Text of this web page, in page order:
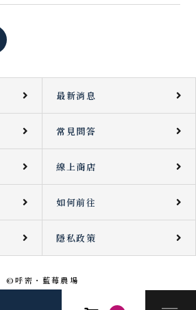
最新消息
常見問答
線上商店
如何前往
隱私政策
©呼密・藍莓農場